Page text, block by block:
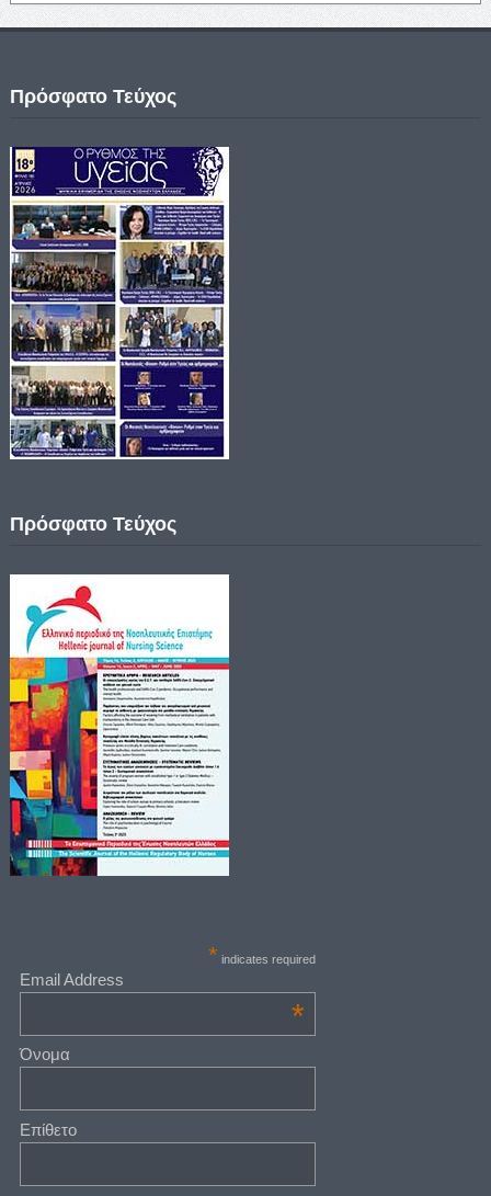
Πρόσφατο Τεύχος
Πρόσφατο Τεύχος
* indicates required
Email Address
*
Όνομα
Επίθετο